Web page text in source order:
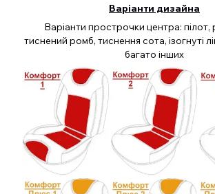
Варіанти дизайна
Варіанти прострочки центра: пілот,
тиснений ромб, тиснення сота, ізогнуті
багато інших